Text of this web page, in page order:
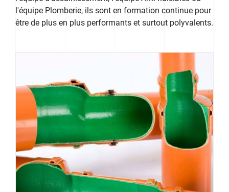
l'équipe Plomberie, ils sont en formation continue pour
être de plus en plus performants et surtout polyvalents.